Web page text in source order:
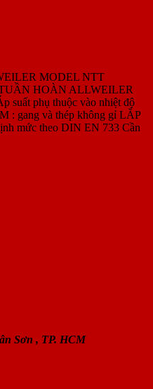
MODEL NTT
HOÀN ALLWEILER
phụ thuộc vào nhiệt độ
: gang và thép không gỉ LẮP
mức theo DIN EN 733 Cần
Sơn , TP. HCM